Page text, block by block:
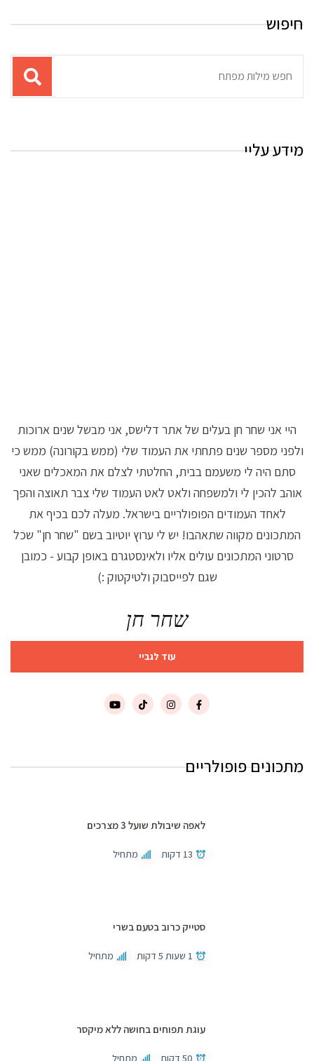
חיפוש
מידע עליי
היי אני שחר חן בעלים של אתר דלישס, אני מבשל שנים ארוכות
ולפני מספר שנים פתחתי את העמוד שלי (ממש בקורונה) ממש כי
סתם היה לי משעמם בבית, החלטתי לצלם את המאכלים שאני
אוהב להכין לי ולמשפחה ולאט לאט העמוד שלי צבר תאוצה והפך
לאחד העמודים הפופולריים בישראל. מעלה לכם בכיף את
המתכונים מקווה שתאהבו! יש לי ערוץ יוטיוב בשם "שחר חן" שכל
סרטוני המתכונים עולים אליו ולאינסטגרם באופן קבוע - כמובן
שגם לפייסבוק ולטיקטוק :)
שחר חן
עוד לגביי
מתכונים פופולריים
לאפה שיבולת שועל 3 מצרכים
13 דקות מתחיל
סטייק כרוב בטעם בשרי
1 שעות 5 דקות מתחיל
עוגת תפוחים בחושה ללא מיקסר
50 דקות מתחיל